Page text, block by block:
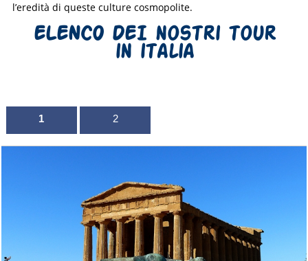
l’eredità di queste culture cosmopolite.
ELENCO DEI nostri tour
in italia
1 2